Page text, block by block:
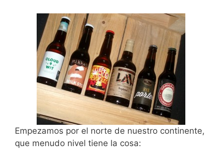
Empezamos por el norte de nuestro continente,
que menudo nivel tiene la cosa: